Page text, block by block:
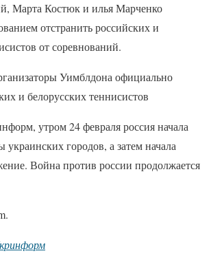
Марта Костюк и илья Марченко
отстранить российских и
от соревнований.
Уимблдона официально
и белорусских теннисистов
утром 24 февраля россия начала
украинских городов, а затем начала
Война против россии продолжается